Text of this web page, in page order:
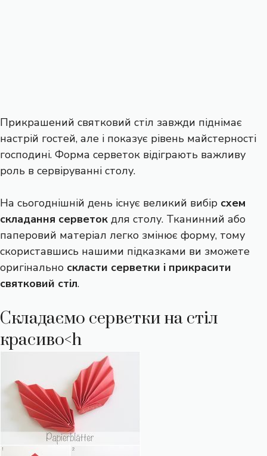
Прикрашений святковий стіл завжди піднімає
настрій гостей, але і показує рівень майстерності
господині. Форма серветок відіграють важливу
роль в сервіруванні столу.
На сьогоднішній день існує великий вибір схем
складання серветок для столу. Тканинний або
паперовий матеріал легко змінює форму, тому
скориставшись нашими підказками ви зможете
оригінально скласти серветки і прикрасити
святковий стіл.
Складаємо серветки на стіл
красиво<h